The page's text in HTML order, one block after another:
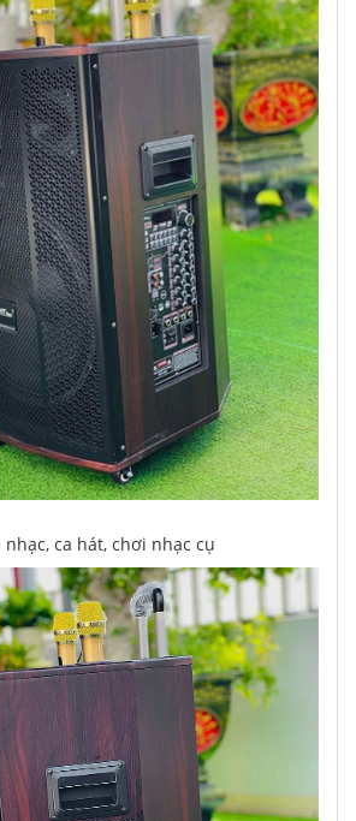
nhạc, ca hát, chơi nhạc cụ